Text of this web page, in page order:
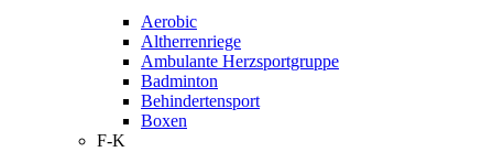
Aerobic
Altherrenriege
Ambulante Herzsportgruppe
Badminton
Behindertensport
Boxen
F-K